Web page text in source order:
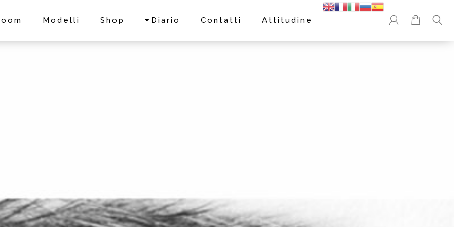
Modelli Shop Diario Contatti Attitudine